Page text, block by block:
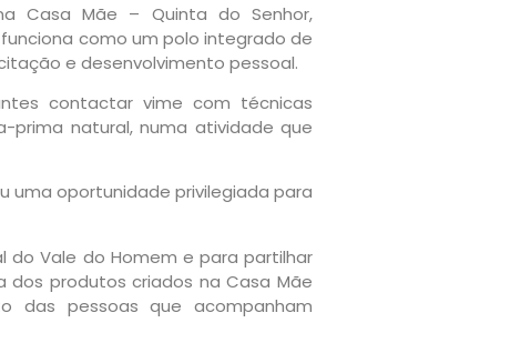
Casa Mãe – Quinta do Senhor,
como um polo integrado de
e desenvolvimento pessoal.
contactar vime com técnicas
natural, numa atividade que
uma oportunidade privilegiada para
do Vale do Homem e para partilhar
produtos criados na Casa Mãe
das pessoas que acompanham